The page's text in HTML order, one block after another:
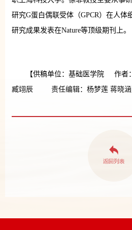
研究G蛋白偶联受体（GPCR）在人体
研究成果发表在Nature等顶级期刊上。
【供稿单位：基础医学院 作者
臧翊辰 责任编辑：杨梦莲 蒋晓涵